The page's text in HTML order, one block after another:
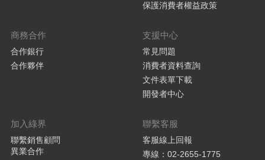
保護消費者權益政策
商務合作
合作銀行
合作夥伴
支援中心
常見問題
消費者資料查詢
文件表單下載
開發者中心
加入綠界
聯繫銷售顧問
異業合作
聯繫客服
客服線上回報
專線：02-2655-1775